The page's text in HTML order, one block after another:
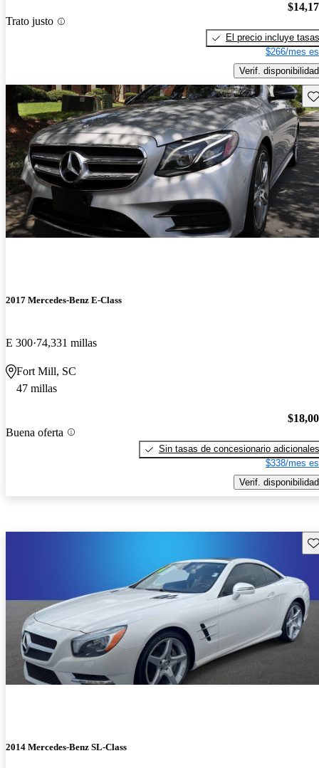
Trato justo
El precio incluye tasas
$266/mes
Verif. disponibilidad
2017 Mercedes-Benz E-Class
E 300 74,331 millas
Fort Mill, SC
47 millas
Buena oferta
Sin tasas de concesionario adicionales
$338/mes
Verif. disponibilidad
2014 Mercedes-Benz SL-Class